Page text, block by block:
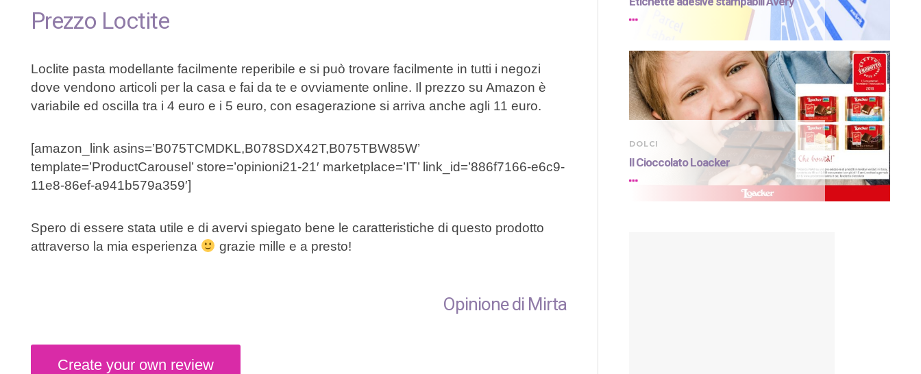
Prezzo Loctite
Loclite pasta modellante facilmente reperibile e si può trovare facilmente in tutti i negozi
dove vendono articoli per la casa e fai da te e ovviamente online. Il prezzo su Amazon è
variabile ed oscilla tra i 4 euro e i 5 euro, con esagerazione si arriva anche agli 11 euro.
[amazon_link asins=’B075TCMDKL,B078SDX42T,B075TBW85W’
template=’ProductCarousel’ store=’opinioni21-21′ marketplace=’IT’ link_id=’886f7166-e6c9-
11e8-86ef-a941b579a359′]
Spero di essere stata utile e di avervi spiegato bene le caratteristiche di questo prodotto
attraverso la mia esperienza
grazie mille e a presto!
Opinione di Mirta
Create your own review
DOLCI
Il Cioccolato Loacker